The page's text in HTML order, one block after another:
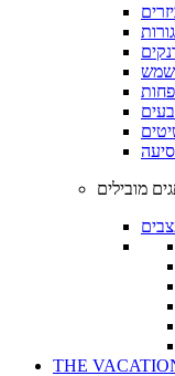
שמש
מובילים
THE